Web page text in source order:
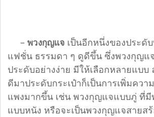
– พวงกุญแจ เป็นอีกหนึ่งของประดั
แฟชั่น ธรรมดา ๆ ดูดีขึ้น ซึ่งพวงกุญแจ
ประดับอย่างง่าย มีให้เลือกหลายแบบ
ดีมาประดับกระเป๋าก็เป็นการเพิ่มควา
แพงมากขึ้น เช่น พวงกุญแจแบบภู่ ที่
แบบหนัง หรือจะเป็นพวงกุญแจสายส